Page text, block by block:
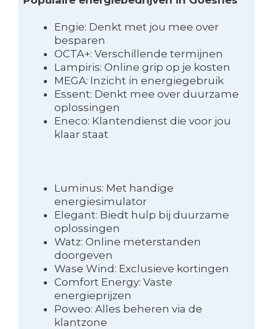
Engie: Denkt met jou mee over
besparen
OCTA+: Verschillende termijnen
Lampiris: Online grip op je kosten
MEGA: Inzicht in energiegebruik
Essent: Denkt mee over duurzame
oplossingen
Eneco: Klantendienst die voor jou
klaar staat
Luminus: Met handige
energiesimulator
Elegant: Biedt hulp bij duurzame
oplossingen
Watz: Online meterstanden
doorgeven
Wase Wind: Exclusieve kortingen
Comfort Energy: Vaste
energieprijzen
Poweo: Alles beheren via de
klantzone